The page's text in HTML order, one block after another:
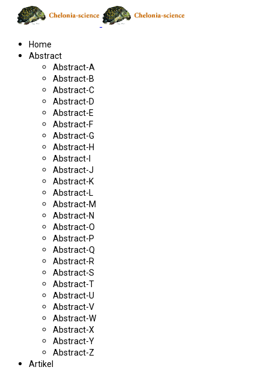
Home
Abstract
Abstract-A
Abstract-B
Abstract-C
Abstract-D
Abstract-E
Abstract-F
Abstract-G
Abstract-H
Abstract-I
Abstract-J
Abstract-K
Abstract-L
Abstract-M
Abstract-N
Abstract-O
Abstract-P
Abstract-Q
Abstract-R
Abstract-S
Abstract-T
Abstract-U
Abstract-V
Abstract-W
Abstract-X
Abstract-Y
Abstract-Z
Artikel